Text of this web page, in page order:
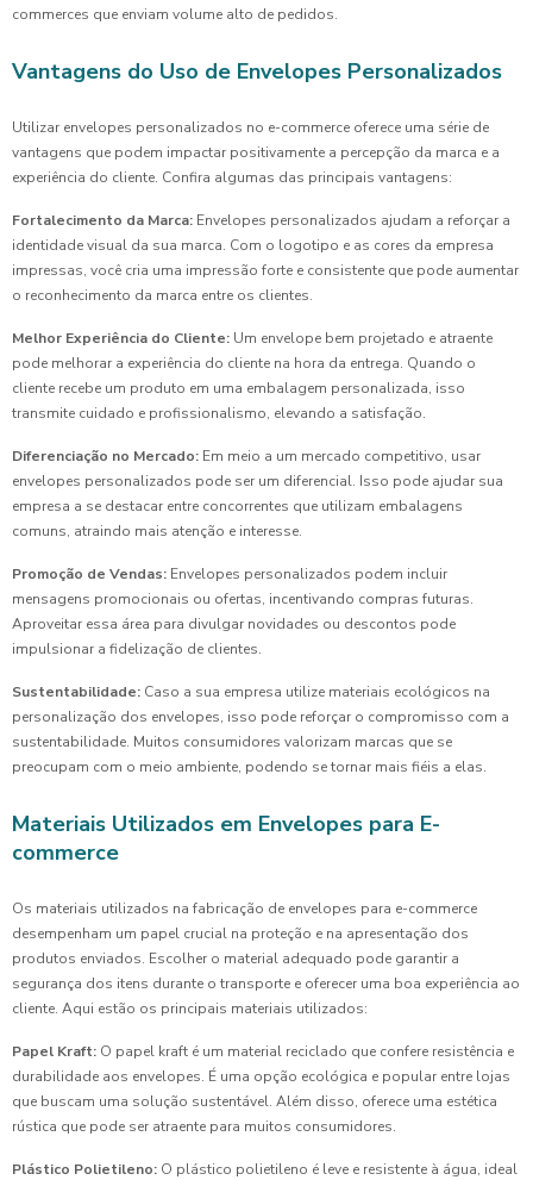
commerces que enviam volume alto de pedidos.
Vantagens do Uso de Envelopes Personalizados
Utilizar envelopes personalizados no e-commerce oferece uma série de
vantagens que podem impactar positivamente a percepção da marca e a
experiência do cliente. Confira algumas das principais vantagens:
Fortalecimento da Marca: Envelopes personalizados ajudam a reforçar a
identidade visual da sua marca. Com o logotipo e as cores da empresa
impressas, você cria uma impressão forte e consistente que pode aumentar
o reconhecimento da marca entre os clientes.
Melhor Experiência do Cliente: Um envelope bem projetado e atraente
pode melhorar a experiência do cliente na hora da entrega. Quando o
cliente recebe um produto em uma embalagem personalizada, isso
transmite cuidado e profissionalismo, elevando a satisfação.
Diferenciação no Mercado: Em meio a um mercado competitivo, usar
envelopes personalizados pode ser um diferencial. Isso pode ajudar sua
empresa a se destacar entre concorrentes que utilizam embalagens
comuns, atraindo mais atenção e interesse.
Promoção de Vendas: Envelopes personalizados podem incluir
mensagens promocionais ou ofertas, incentivando compras futuras.
Aproveitar essa área para divulgar novidades ou descontos pode
impulsionar a fidelização de clientes.
Sustentabilidade: Caso a sua empresa utilize materiais ecológicos na
personalização dos envelopes, isso pode reforçar o compromisso com a
sustentabilidade. Muitos consumidores valorizam marcas que se
preocupam com o meio ambiente, podendo se tornar mais fiéis a elas.
Materiais Utilizados em Envelopes para E-
commerce
Os materiais utilizados na fabricação de envelopes para e-commerce
desempenham um papel crucial na proteção e na apresentação dos
produtos enviados. Escolher o material adequado pode garantir a
segurança dos itens durante o transporte e oferecer uma boa experiência ao
cliente. Aqui estão os principais materiais utilizados:
Papel Kraft: O papel kraft é um material reciclado que confere resistência e
durabilidade aos envelopes. É uma opção ecológica e popular entre lojas
que buscam uma solução sustentável. Além disso, oferece uma estética
rústica que pode ser atraente para muitos consumidores.
Plástico Polietileno: O plástico polietileno é leve e resistente à água, ideal